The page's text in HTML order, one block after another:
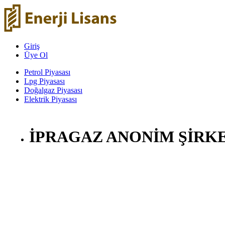
Giriş
Üye Ol
Petrol Piyasası
Lpg Piyasası
Doğalgaz Piyasası
Elektrik Piyasası
İPRAGAZ ANONİM